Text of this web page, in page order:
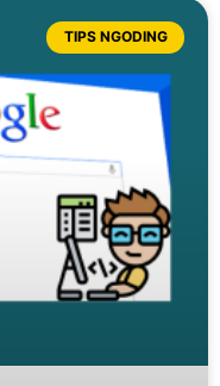
TIPS NGODING